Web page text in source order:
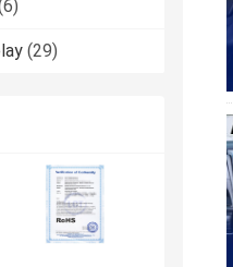
(29)